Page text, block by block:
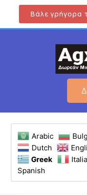
Βάλε γρήγορα
Arabic
Dutch
Greek
Spanish